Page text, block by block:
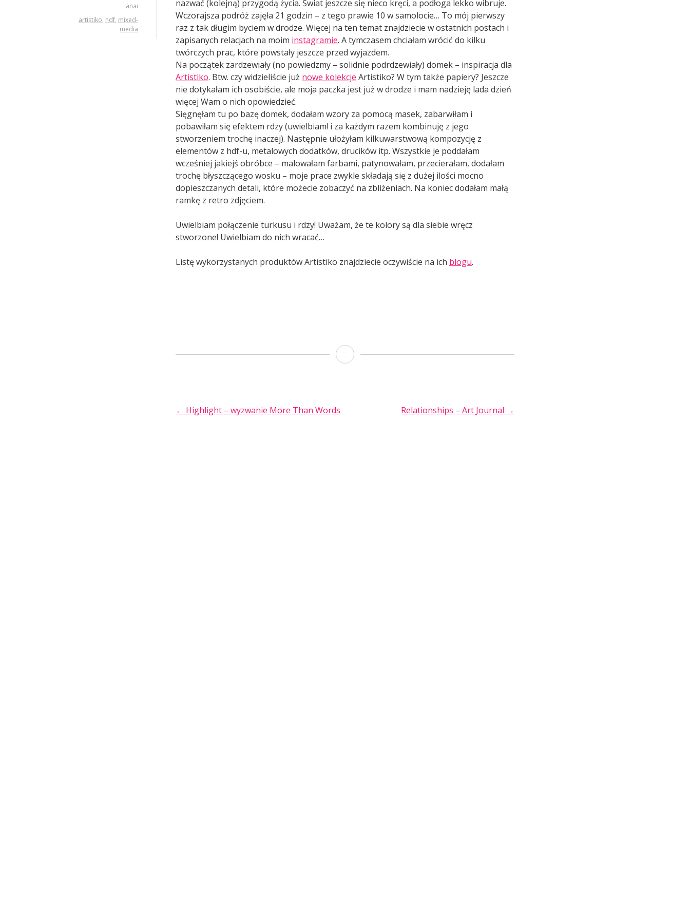
anai
artistiko, hdf, mixed-
media
nazwać (kolejną) przygodą życia. Świat jeszcze się nieco kręci, a podłoga lekko wibruje.
Wczorajsza podróż zajęła 21 godzin – z tego prawie 10 w samolocie… To mój pierwszy
raz z tak długim byciem w drodze. Więcej na ten temat znajdziecie w ostatnich postach i
zapisanych relacjach na moim instagramie. A tymczasem chciałam wrócić do kilku
twórczych prac, które powstały jeszcze przed wyjazdem.
Na początek zardzewiały (no powiedzmy – solidnie podrdzewiały) domek – inspiracja dla
Artistiko. Btw. czy widzieliście już nowe kolekcje Artistiko? W tym także papiery? Jeszcze
nie dotykałam ich osobiście, ale moja paczka jest już w drodze i mam nadzieję lada dzień
więcej Wam o nich opowiedzieć.
Sięgnęłam tu po bazę domek, dodałam wzory za pomocą masek, zabarwiłam i
pobawiłam się efektem rdzy (uwielbiam! i za każdym razem kombinuję z jego
stworzeniem trochę inaczej). Następnie ułożyłam kilkuwarstwową kompozycję z
elementów z hdf-u, metalowych dodatków, drucików itp. Wszystkie je poddałam
wcześniej jakiejś obróbce – malowałam farbami, patynowałam, przecierałam, dodałam
trochę błyszczącego wosku – moje prace zwykle składają się z dużej ilości mocno
dopieszczanych detali, które możecie zobaczyć na zbliżeniach. Na koniec dodałam małą
ramkę z retro zdjęciem.
Uwielbiam połączenie turkusu i rdzy! Uważam, że te kolory są dla siebie wręcz
stworzone! Uwielbiam do nich wracać…
Listę wykorzystanych produktów Artistiko znajdziecie oczywiście na ich blogu.
Zardzewiały
POST
← Highlight – wyzwanie More Than Words Relationships – Art Journal →